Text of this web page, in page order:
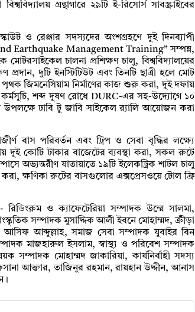
গ্রন্থাগারে ২৯টি ই-রিসোর্স সাবস্ক্রাইবের
ও রেঞ্জার সদস্যদের অংশগ্রহণে দুই দিনব্যাপী
Earthquake Management Training” সম্পন্ন,
চালনা প্রশিক্ষণ চালু, বিশ্ববিদ্যালয়ের
প্রদান, দুটি ইনস্টিটিউট এবং তিনটি ছাত্রী হলে মোট
পৃথক জিমনেসিয়াম নির্মাণের কাজ শুরু করা, দুই দফায়
শব্দ দূষণ রোধে DURC-এর সহ-উদ্যোগে ১০
উপলক্ষে ঢাবি টু জাবি সাইকেল র‍্যালি আয়োজন করা
বাস পরিবর্তন এবং ট্রিপ ও সেবা বৃদ্ধির লক্ষ্যে
দুই কোটি টাকার বাজেটের ব্যবস্থা করা, সকল রুটে
অভ্যন্তরীণ যাতায়াতে ১৯টি ইলেকট্রিক শাটল চালু
ক্ষণিকা রুটের বাসগুলোর এক্সপ্রেসওয়ে টোল ফ্রি
ও ক্যাফেটেরিয়া সম্পাদক উম্মে সালমা,
সম্পাদক মুসাদ্দিক আলী ইবনে মোহাম্মদ, ক্রীড়া
আব্দুল্লাহ, সমাজ সেবা সম্পাদক যুবাইর বিন
মাজহারুল ইসলাম, স্বাস্থ্য ও পরিবেশ সম্পাদক
মোহাম্মদ জাকারিয়া, কার্যনির্বাহী সদস্য
আক্তার, তাজিনুর রহমান, রায়হান উদ্দীন, আনাস